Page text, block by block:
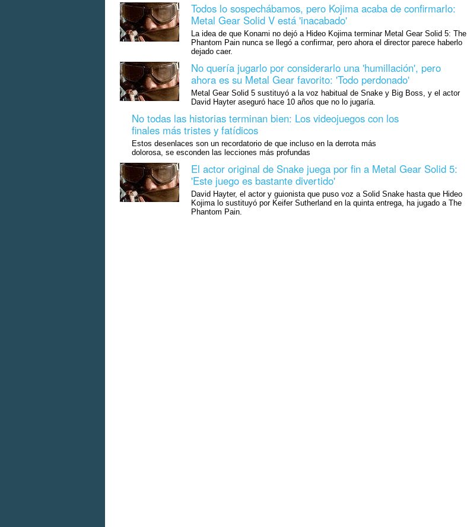
Todos lo sospechábamos, pero Kojima acaba de confirmarlo:
Metal Gear Solid V está 'inacabado'
La idea de que Konami no dejó a Hideo Kojima terminar Metal Gear Solid 5: The
Phantom Pain nunca se llegó a confirmar, pero ahora el director parece haberlo
dejado caer.
No quería jugarlo por considerarlo una 'humillación', pero
ahora es su Metal Gear favorito: 'Todo perdonado'
Metal Gear Solid 5 sustituyó a la voz habitual de Snake y Big Boss, y el actor
David Hayter aseguró hace 10 años que no lo jugaría.
No todas las historias terminan bien: Los videojuegos con los
finales más tristes y fatídicos
Estos desenlaces son un recordatorio de que incluso en la derrota más
dolorosa, se esconden las lecciones más profundas
El actor original de Snake juega por fin a Metal Gear Solid 5:
'Este juego es bastante divertido'
David Hayter, el actor y guionista que puso voz a Solid Snake hasta que Hideo
Kojima lo sustituyó por Keifer Sutherland en la quinta entrega, ha jugado a The
Phantom Pain.